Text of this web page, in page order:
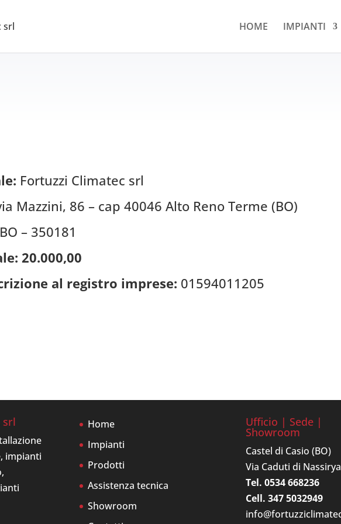
HOME IMPIANTI
Fortuzzi Climatec srl
Mazzini, 86 – cap 40046 Alto Reno Terme (BO)
– 350181
20.000,00
al registro imprese: 01594011205
srl
impianti
Home
Impianti
Prodotti
Assistenza tecnica
Showroom
Ufficio | Sede |
Showroom
Castel di Casio (BO)
Via Caduti di
Tel. 0534 668236
Cell. 347 5032949